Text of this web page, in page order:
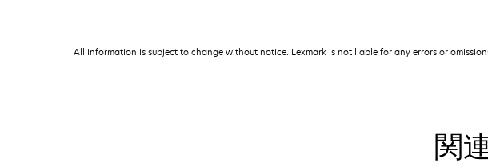
All information is subject to change without notice. Lexmark is not liable for any errors or
関